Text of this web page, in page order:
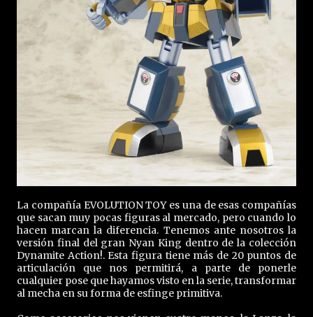
La compañía EVOLUTION TOY es una de esas compañías
que sacan muy pocas figuras al mercado, pero cuando lo
hacen marcan la diferencia. Tenemos ante nosotros la
versión final del gran Nyan King dentro de la colección
Dynamite Action!. Esta figura tiene más de 20 puntos de
articulación que nos permitirá, a parte de ponerle
cualquier pose que hayamos visto en la serie, transformar
al mecha en su forma de esfinge primitiva.